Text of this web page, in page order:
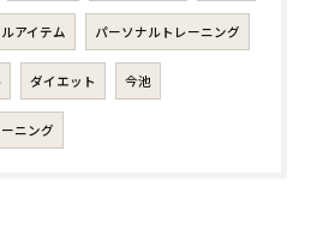
アイテム パーソナルトレーニング
ダイエット 今池
ニング